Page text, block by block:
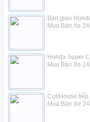
Bàn giao
Mua Bán Xe
Honda Super
Mua Bán Xe
CubHouse tiếp
Mua Bán Xe